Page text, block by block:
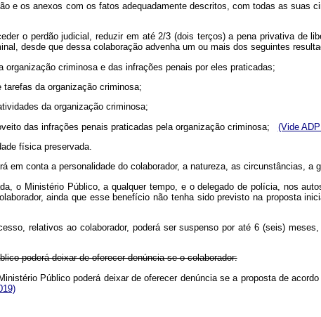
e os anexos com os fatos adequadamente descritos, com todas as
o perdão judicial, reduzir em até 2/3 (dois terços) a pena privativa de
desde que dessa colaboração advenha um ou mais dos seguintes
criminosa e das infrações penais por eles praticadas;
tarefas da organização criminosa;
da organização criminosa;
das infrações penais praticadas pela organização criminosa; (Vide
física preservada.
em conta a personalidade do colaborador, a natureza, as circunstâncias,
o Ministério Público, a qualquer tempo, e o delegado de polícia, nos
ainda que esse benefício não tenha sido previsto na proposta
relativos ao colaborador, poderá ser suspenso por até 6 (seis)
poderá deixar de oferecer denúncia se o colaborador:
Público poderá deixar de oferecer denúncia se a proposta de